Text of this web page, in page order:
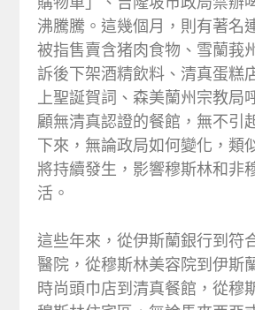
沸騰騰。這幾個月，則有著名
被指售賣含猪肉食物、雪蘭莪
訴後下架酒精飲料、清真蛋糕
上聖誕賀詞、森美蘭州宗教局
顧無清真認證的餐館，無不引
下來，無論政局如何變化，類
將持續發生，影響穆斯林和非
活。
這些年來，從伊斯蘭銀行到符
醫院，從穆斯林美容院到伊斯
時尚頭巾店到清真餐館，從穆